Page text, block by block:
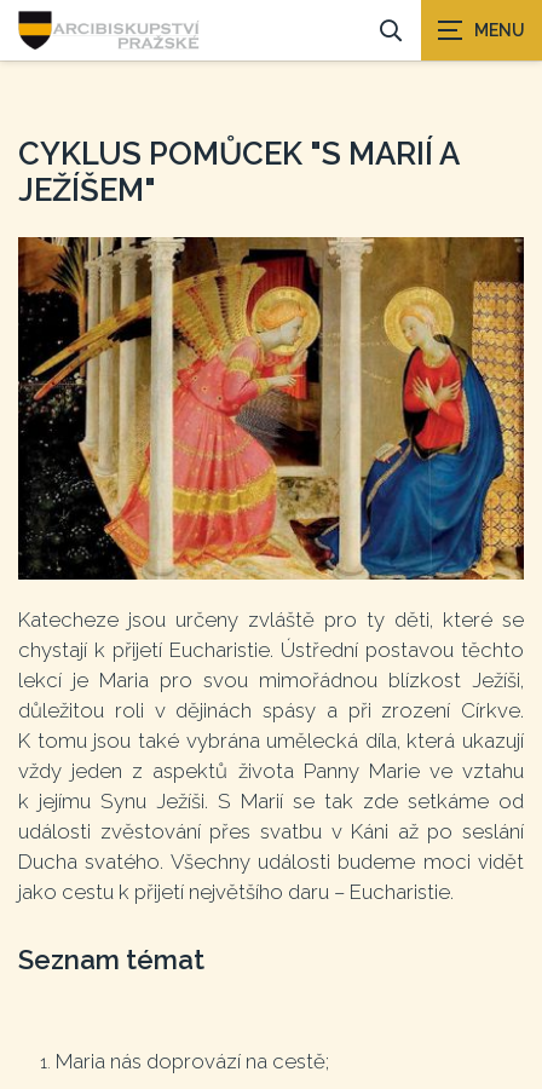
CYKLUS POMŮCEK "S MARIÍ A
JEŽÍŠEM"
Katecheze jsou určeny zvláště pro ty děti, které se
chystají k přijetí Eucharistie. Ústřední postavou těchto
lekcí je Maria pro svou mimořádnou blízkost Ježíši,
důležitou roli v dějinách spásy a při zrození Církve.
K tomu jsou také vybrána umělecká díla, která ukazují
vždy jeden z aspektů života Panny Marie ve vztahu
k jejímu Synu Ježíši. S Marií se tak zde setkáme od
události zvěstování přes svatbu v Káni až po seslání
Ducha svatého. Všechny události budeme moci vidět
jako cestu k přijetí největšího daru – Eucharistie.
Seznam témat
Maria nás doprovází na cestě;